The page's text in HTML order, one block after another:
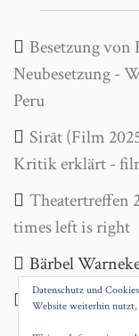
Besetzung
Neubesetzung -
Peru
Sirāt (Film
Kritik erklärt -
Theatertreffen
times left is right
Bärbel
Helga Wanke
Datenschutz und
Website weiterhin nutzt,